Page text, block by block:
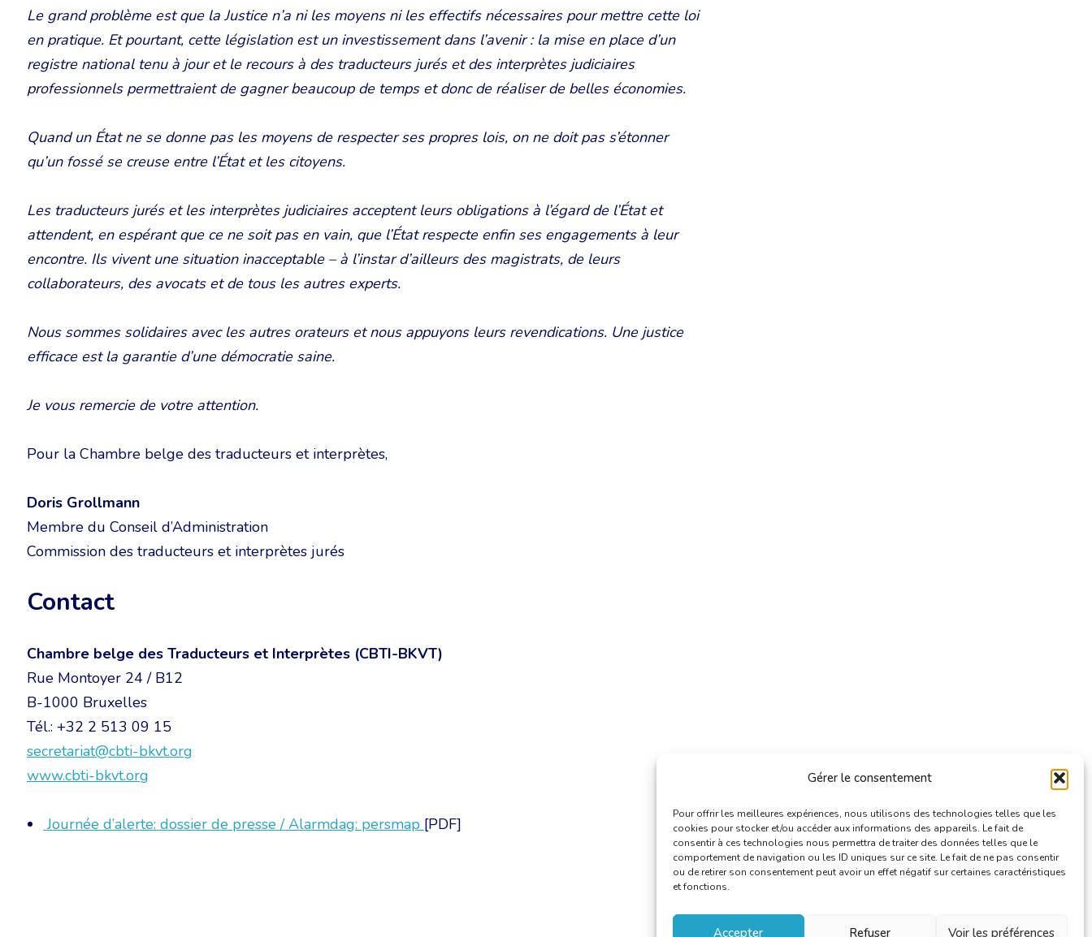
Gérer le consentement
Pour offrir les meilleures expériences, nous utilisons des technologies telles que les
cookies pour stocker et/ou accéder aux informations des appareils. Le fait de
consentir à ces technologies nous permettra de traiter des données telles que le
comportement de navigation ou les ID uniques sur ce site. Le fait de ne pas consentir
ou de retirer son consentement peut avoir un effet négatif sur certaines caractéristiques
et fonctions.
Accepter Refuser Voir les préférences
Le grand problème est que la Justice n’a ni les moyens ni les effectifs nécessaires pour mettre cette loi
en pratique. Et pourtant, cette législation est un investissement dans l’avenir : la mise en place d’un
registre national tenu à jour et le recours à des traducteurs jurés et des interprètes judiciaires
professionnels permettraient de gagner beaucoup de temps et donc de réaliser de belles économies.
Quand un État ne se donne pas les moyens de respecter ses propres lois, on ne doit pas s’étonner
qu’un fossé se creuse entre l’État et les citoyens.
Les traducteurs jurés et les interprètes judiciaires acceptent leurs obligations à l’égard de l’État et
attendent, en espérant que ce ne soit pas en vain, que l’État respecte enfin ses engagements à leur
encontre. Ils vivent une situation inacceptable – à l’instar d’ailleurs des magistrats, de leurs
collaborateurs, des avocats et de tous les autres experts.
Nous sommes solidaires avec les autres orateurs et nous appuyons leurs revendications. Une justice
efficace est la garantie d’une démocratie saine.
Je vous remercie de votre attention.
Pour la Chambre belge des traducteurs et interprètes,
Doris Grollmann
Membre du Conseil d’Administration
Commission des traducteurs et interprètes jurés
Contact
Chambre belge des Traducteurs et Interprètes (CBTI-BKVT)
Rue Montoyer 24 / B12
B-1000 Bruxelles
Tél.: +32 2 513 09 15
secretariat@cbti-bkvt.org
www.cbti-bkvt.org
Journée d’alerte: dossier de presse / Alarmdag: persmap [PDF]